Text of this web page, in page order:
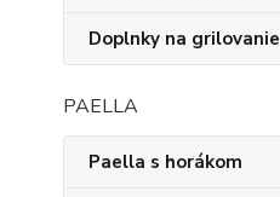
Doplnky na grilovanie
PAELLA
Paella s horákom